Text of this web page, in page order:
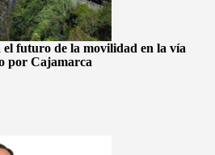
el futuro de la movilidad en la vía
por Cajamarca